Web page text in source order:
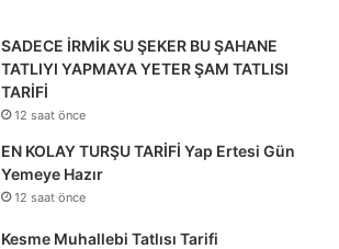
SADECE İRMİK SU ŞEKER BU ŞAHANE
TATLIYI YAPMAYA YETER ŞAM TATLISI
TARİFİ
12 saat önce
EN KOLAY TURŞU TARİFİ Yap Ertesi Gün
Yemeye Hazır
12 saat önce
Kesme Muhallebi Tatlısı Tarifi